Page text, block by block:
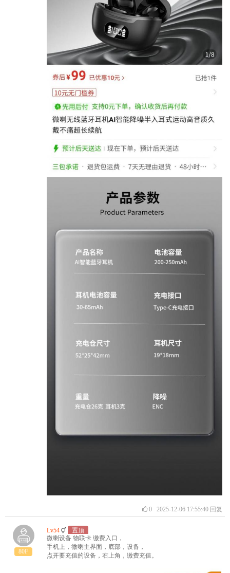
02025-12-06 17:55:40 回复
80F
Lv54
置顶
微喇设备 物联卡 缴费入口，
手机上，微喇主界面，底部，设备，
点开要充值的设备，右上角，缴费充值。